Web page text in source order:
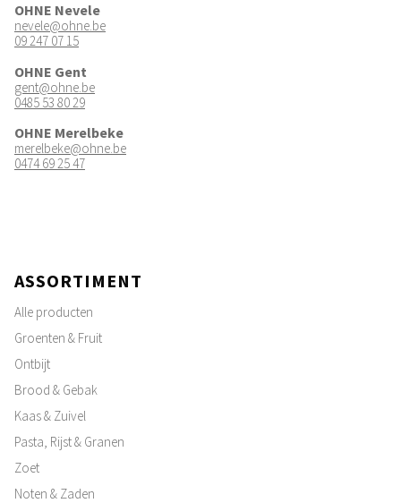
OHNE Nevele
nevele@ohne.be
09 247 07 15
OHNE Gent
gent@ohne.be
0485 53 80 29
OHNE Merelbeke
merelbeke@ohne.be
0474 69 25 47
ASSORTIMENT
Alle producten
Groenten & Fruit
Ontbijt
Brood & Gebak
Kaas & Zuivel
Pasta, Rijst & Granen
Zoet
Noten & Zaden